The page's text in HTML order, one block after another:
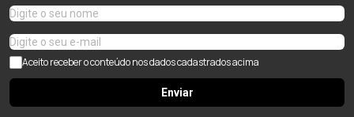
Aceito receber o conteúdo nos dados cadastrados acima
Enviar